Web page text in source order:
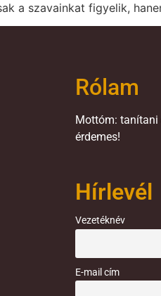
a szavainkat figyelik,
Rólam
Mottóm: tanítani
érdemes!
Hírlevél
Vezetéknév
E-mail cím